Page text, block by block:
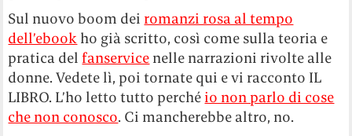
Sul nuovo boom dei romanzi rosa al tempo
dell’ebook ho già scritto, così come sulla teoria e
pratica delfanservice nelle narrazioni rivolte alle
donne. Vedete lì, poi tornate qui e vi racconto IL
LIBRO. L’ho letto tutto perché io non parlo di cose
che non conosco. Ci mancherebbe altro, no.